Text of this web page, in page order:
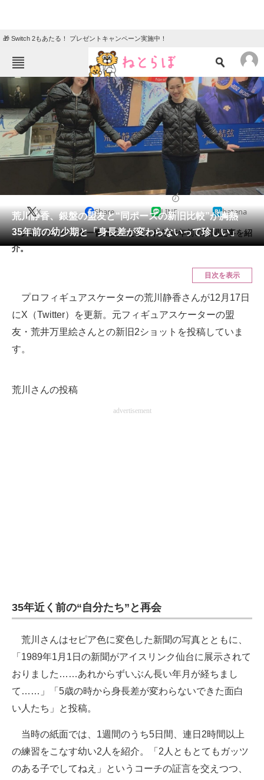
🎁 Switch 2もあたる！ プレゼントキャンペーン実施中！
ねとらぼメニュー
TOP ニュース
エンタメ クイズ
グルメ 地域
リサーチ
会員記事
メディア
スマホと通信の最新トレンド
ビジネスと働き方のヒント
モノづくり技術者専門サイト
エレクトロニクス専門サイト
電子設計の基本と応用
エネルギーの専門メディア
ちょっと気になるネットの話題
荒川静香、銀盤の盟友と“同ポーズの新旧比較”が胸熱
35年前の幼少期と「身長差が変わらないって珍しい」
X Share LINE hatena
「チビッコスケーター奮闘記」と題された35年前の新聞記事を紹
介。
目次を表示
プロフィギュアスケーターの荒川静香さんが12月17日
にX（Twitter）を更新。元フィギュアスケーターの盟
友・荒井万里絵さんとの新旧2ショットを投稿していま
す。
荒川さんの投稿
advertisement
35年近く前の“自分たち”と再会
荒川さんはセピア色に変色した新聞の写真とともに、
「1989年1月1日の新聞がアイスリンク仙台に展示されて
おりました……あれからずいぶん長い年月が経ちまし
て……」「5歳の時から身長差が変わらないできた面白
い人たち」と投稿。
当時の紙面では、1週間のうち5日間、連日2時間以上
の練習をこなす幼い2人を紹介。「2人ともとてもガッツ
のある子でしてねえ」というコーチの証言を交えつつ、